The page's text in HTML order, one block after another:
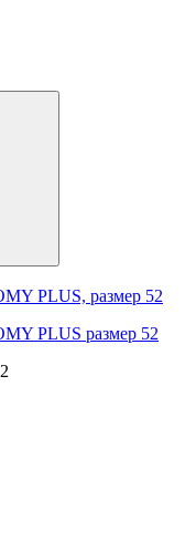
PLUS размер 52